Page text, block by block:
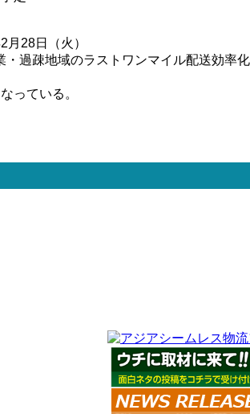
28日（火）
過疎地域のラストワンマイル配送効
っている。